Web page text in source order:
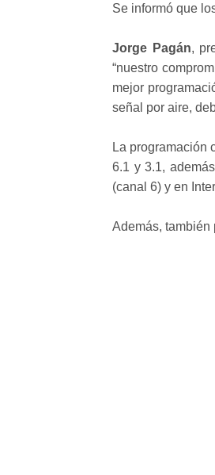
Se informó que
Jorge Pagán,
“nuestro
mejor
señal por aire,
La programación
6.1 y 3.1,
(canal 6) y en
Además, también